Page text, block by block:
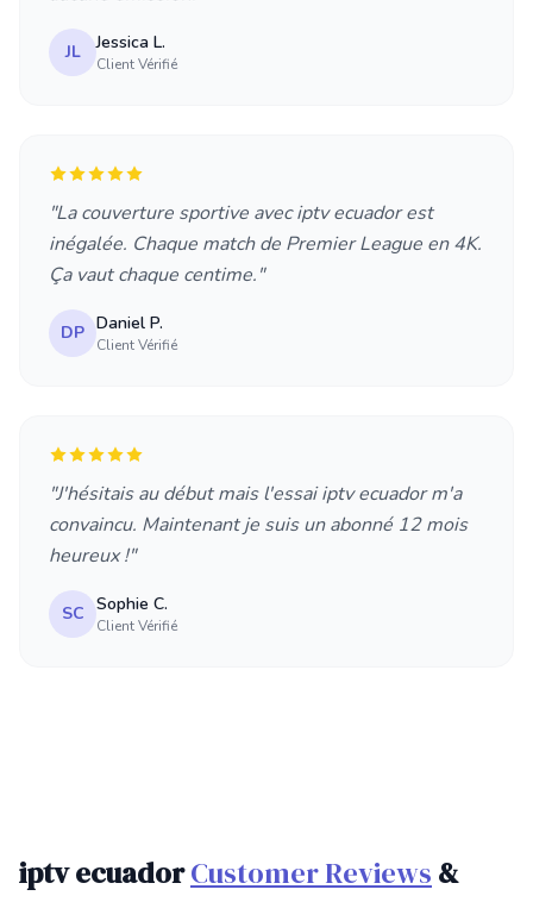
JL Jessica L.
Client Vérifié
"La couverture sportive avec iptv ecuador est
inégalée. Chaque match de Premier League en 4K.
Ça vaut chaque centime."
DP Daniel P.
Client Vérifié
"J'hésitais au début mais l'essai iptv ecuador m'a
convaincu. Maintenant je suis un abonné 12 mois
heureux !"
SC Sophie C.
Client Vérifié
iptv ecuadorCustomer Reviews &